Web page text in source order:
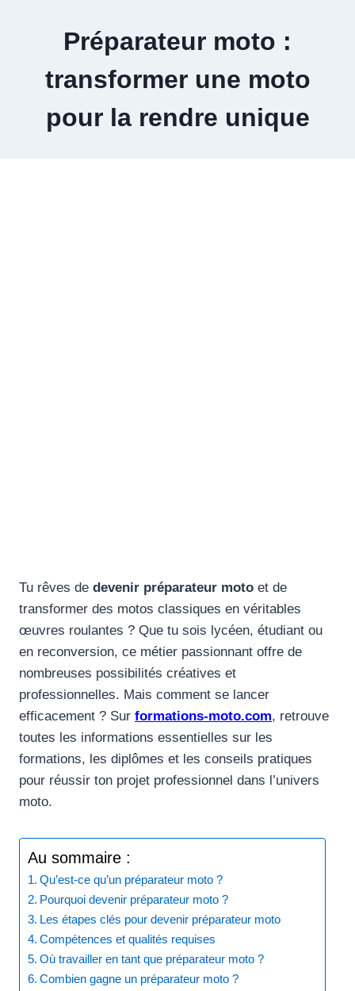
Préparateur moto :
transformer une moto
pour la rendre unique
Tu rêves de devenir préparateur moto et de
transformer des motos classiques en véritables
œuvres roulantes ? Que tu sois lycéen, étudiant ou
en reconversion, ce métier passionnant offre de
nombreuses possibilités créatives et
professionnelles. Mais comment se lancer
efficacement ? Sur formations-moto.com, retrouve
toutes les informations essentielles sur les
formations, les diplômes et les conseils pratiques
pour réussir ton projet professionnel dans l’univers
moto.
Au sommaire :
Qu’est-ce qu’un préparateur moto ?
Pourquoi devenir préparateur moto ?
Les étapes clés pour devenir préparateur moto
Compétences et qualités requises
Où travailler en tant que préparateur moto ?
Combien gagne un préparateur moto ?